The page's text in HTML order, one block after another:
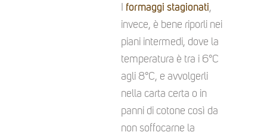
formaggi stagionati,
invece, è bene riporli nei
piani intermedi, dove la
temperatura è tra i 6°C
agli 8°C, e avvolgerli
nella carta certa o in
panni di cotone così da
non soffocarne la